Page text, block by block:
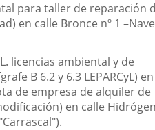
para taller de reparación
en calle Bronce nº 1 –Nave
licencias ambiental y de
B 6.2 y 6.3 LEPARCyL) en
de empresa de alquiler de
en calle